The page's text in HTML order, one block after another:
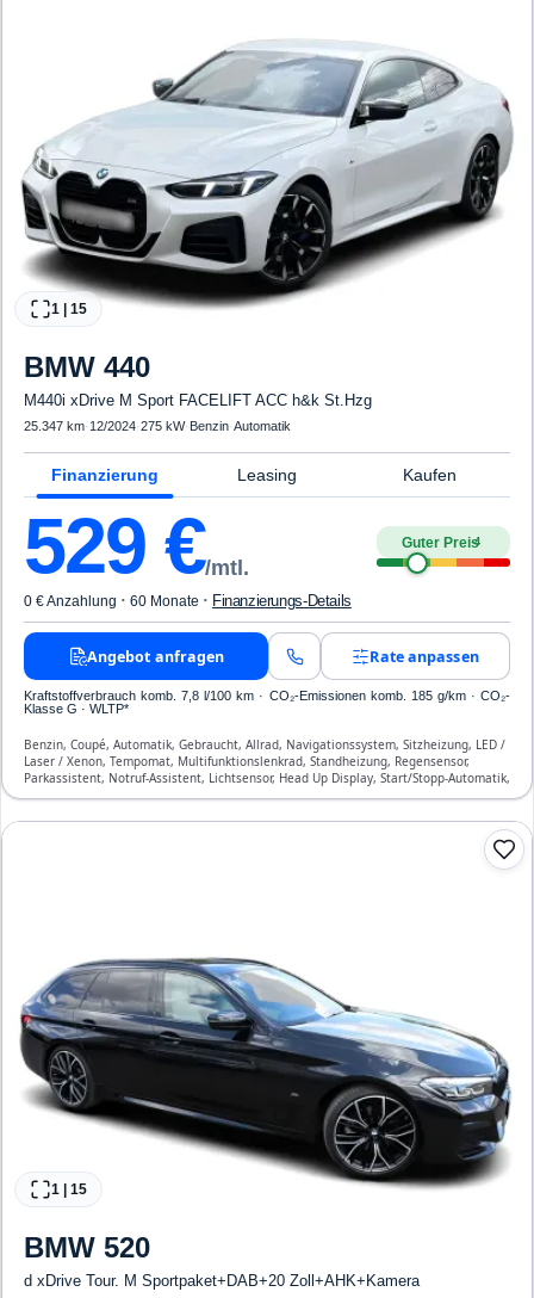
1 15
BMW 440
M440i xDrive M Sport FACELIFT ACC h&k St.Hzg
25.347 km· 12/2024·275 kW· Benzin·Automatik
Finanzierung Leasing Kaufen
529 €/mtl.
Guter Preis4
0 € Anzahlung · 60 Monate · Finanzierungs-Details
Angebot anfragen Rate anpassen
Kraftstoffverbrauch komb. 7,8 l/100 km · CO₂-Emissionen komb. 185 g/km · CO₂-
Klasse G · WLTP*
Benzin, Coupé, Automatik, Gebraucht, Allrad, Navigationssystem, Sitzheizung, LED /
Laser / Xenon, Tempomat, Multifunktionslenkrad, Standheizung, Regensensor,
Parkassistent, Notruf-Assistent, Lichtsensor, Head Up Display, Start/Stopp-Automatik,
Bluetooth, Freisprecheinrichtung, Verkehrszeichen-Erkennung, ESP, ABS,
1 15
BMW 520
d xDrive Tour. M Sportpaket+DAB+20 Zoll+AHK+Kamera